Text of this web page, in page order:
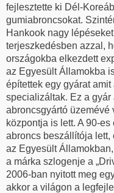
fejlesztette ki Dél-
gumiabroncsokat.
Hankook nagy
terjeszkedésben azzal,
országokba elkezdett
az Egyesült Államokba
építettek egy gyárat
specializáltak. Ez a
abroncsgyártó üzemévé
központja is lett. A 90-
abroncs beszállítója lett,
az Egyesült
a márka szlogenje a
2006-ban nyitott meg
akkor a világon a